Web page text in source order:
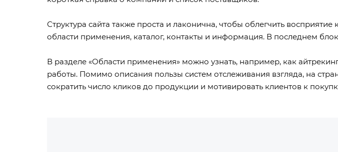
Структура сайта также проста и лаконична, чтобы облегчить
области применения, каталог, контакты и информация. В последнем
В разделе «Области применения» можно узнать, например, как
работы. Помимо описания пользы систем отслеживания взгляда, на
сократить число кликов до продукции и мотивировать клиентов к